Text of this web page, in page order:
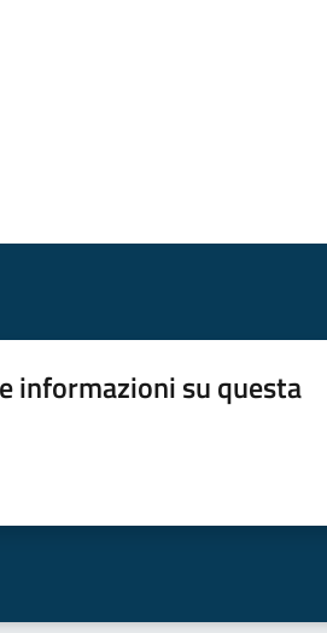
informazioni su questa